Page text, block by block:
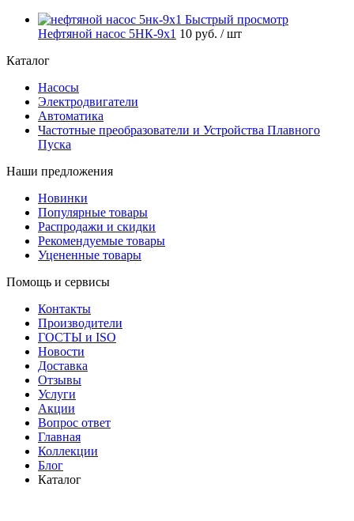
Быстрый просмотр
Нефтяной насос 5НК-9х1 10 руб. / шт
Каталог
Насосы
Электродвигатели
Автоматика
Частотные преобразователи и Устройства Плавного
Пуска
Наши предложения
Новинки
Популярные товары
Распродажи и скидки
Рекомендуемые товары
Уцененные товары
Помощь и сервисы
Контакты
Производители
ГОСТЫ и ISO
Новости
Доставка
Отзывы
Услуги
Акции
Вопрос ответ
Главная
Коллекции
Блог
Каталог